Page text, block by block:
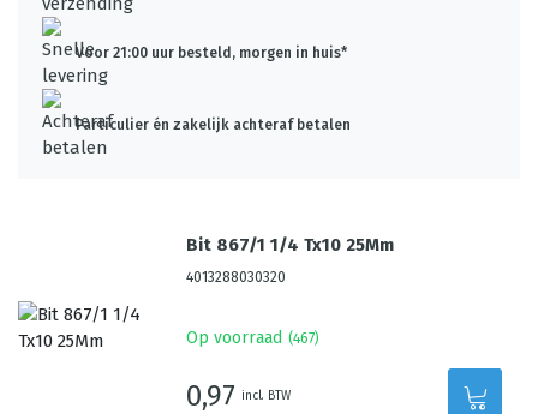
Voor 21:00 uur besteld, morgen in huis*
Particulier én zakelijk achteraf betalen
Bit 867/1 1/4 Tx10 25Mm
4013288030320
Op voorraad (467)
0,97 incl. BTW